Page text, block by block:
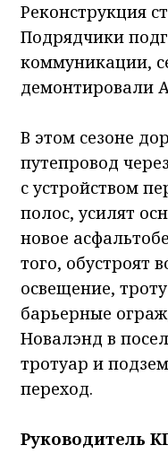
Реконструкция
Подрядчики
коммуникации,
демонтировали
В этом сезоне
путепровод
с устройством
полос, усилят
новое
того, обустроят
освещение,
барьерные
Новалэнд в
тротуар и
переход.
Руководитель